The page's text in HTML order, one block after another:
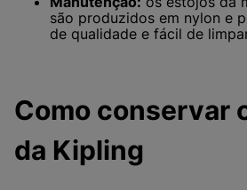
são produzidos em nylon e
de qualidade e fácil de
Como conservar
da Kipling